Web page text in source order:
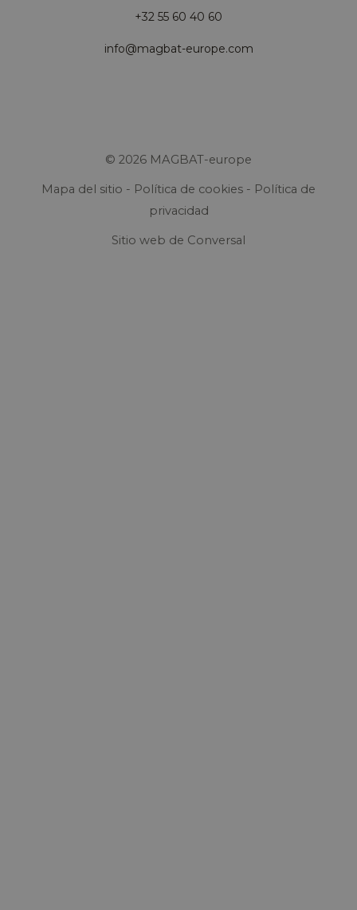
+32 55 60 40 60
info@magbat-europe.com
© 2026 MAGBAT-europe
Mapa del sitio - Política de cookies - Política de
privacidad
Sitio web de Conversal